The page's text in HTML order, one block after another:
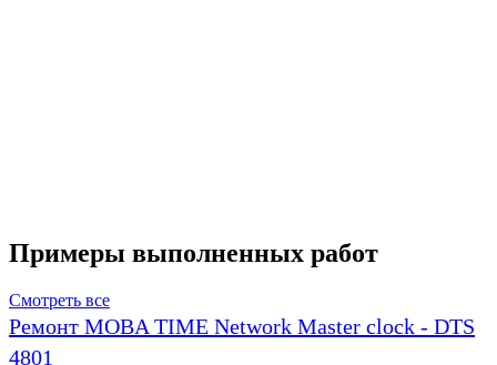
Примеры выполненных работ
Смотреть все
Ремонт MOBA TIME Network Master clock - DTS
4801